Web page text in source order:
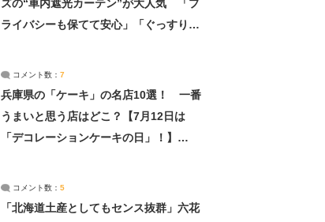
ズの“車内遮光カーテン”が大人気 「プ
ライバシーも保てて安心」「ぐっすり眠
コメント数： 7
兵庫県の「ケーキ」の名店10選！ 一番
うまいと思う店はどこ？【7月12日は
「デコレーションケーキの日」！】
コメント数： 5
「北海道土産としてもセンス抜群」六花